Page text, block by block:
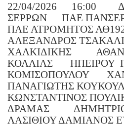
22/04/2026
16:00
ΣΕΡΡΩΝ
ΠΑΕ
ΠΑΕ ΑΤΡΟΜΗΤΟΣ
ΑΛΕΞΑΝΔΡΟΣ
ΧΑΛΚΙΔΙΚΗΣ
ΚΟΛΛΙΑΣ
ΗΠΕΙΡΟΥ
ΚΟΜΙΣΟΠΟΥΛΟΥ
ΠΑΝΑΓΙΩΤΗΣ
ΚΩΝΣΤΑΝΤΙΝΟΣ
ΔΡΑΜΑΣ
ΛΑΣΙΘΙΟΥ ΔΑΜΙΑΝΟΣ